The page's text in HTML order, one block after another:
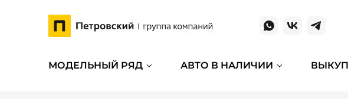
МОДЕЛЬНЫЙ РЯД АВТО В НАЛИЧИИ